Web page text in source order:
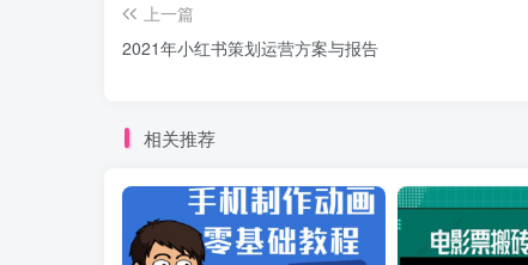
上一篇
2021年小红书策划运营方案与报告
相关推荐